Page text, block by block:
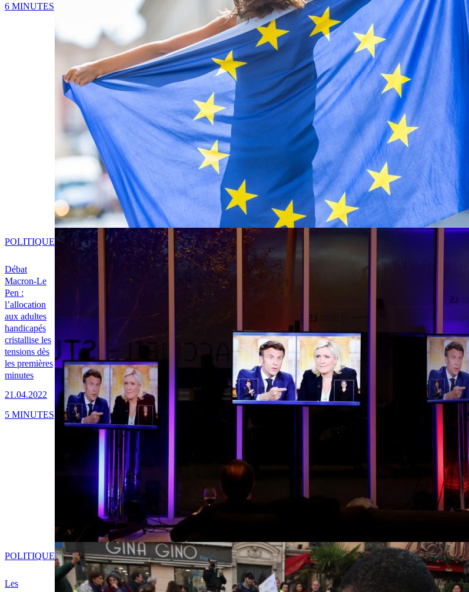
6 MINUTES
Débat
Macron-Le
Pen :
l’allocation
aux adultes
handicapés
cristallise les
tensions dès
les premières
minutes
21.04.2022
POLITIQUE
5 MINUTES
Les
POLITIQUE